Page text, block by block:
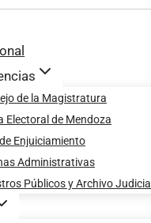
de la Magistratura
Electoral de Mendoza
Enjuiciamiento
Administrativas
Públicos y Archivo Judicial